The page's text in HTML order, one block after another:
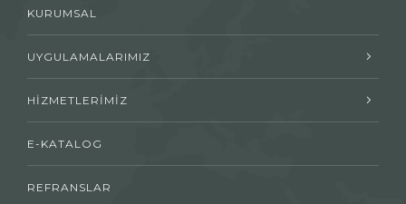
KURUMSAL
UYGULAMALARIMIZ
HİZMETLERİMİZ
E-KATALOG
REFRANSLAR